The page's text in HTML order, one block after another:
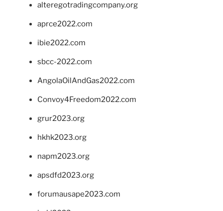
alteregotradingcompany.org
aprce2022.com
ibie2022.com
sbcc-2022.com
AngolaOilAndGas2022.com
Convoy4Freedom2022.com
grur2023.org
hkhk2023.org
napm2023.org
apsdfd2023.org
forumausape2023.com